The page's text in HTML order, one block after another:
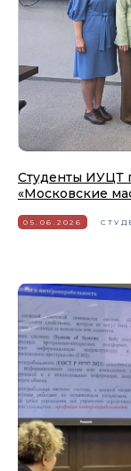
Студенты ИУЦТ
«Московские
05.06.2026